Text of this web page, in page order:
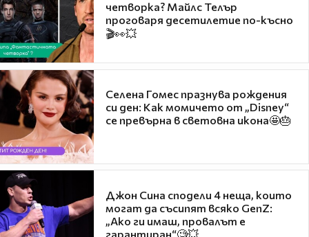
четворка? Майлс Телър
проговаря десетилетие по-късно
🎬👀💥
Селена Гомес празнува рождения
си ден: Как момичето от „Disney“
се превърна в световна икона🤩🎂
Джон Сина сподели 4 неща, които
могат да съсипят всяко GenZ:
„Ако ги имаш, провалът е
гарантиран“🧐💥